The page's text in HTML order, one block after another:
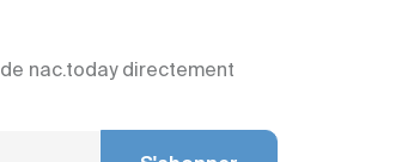
nac.today directement